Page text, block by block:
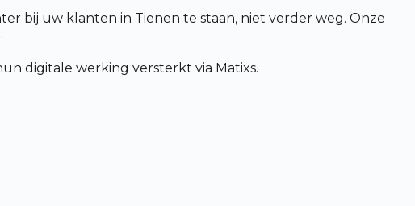
bij uw klanten in Tienen te staan, niet verder weg. Onze
digitale werking versterkt via Matixs.